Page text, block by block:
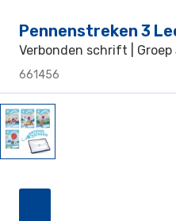
Pennenstreken 3
Verbonden schrift | Groep
661456